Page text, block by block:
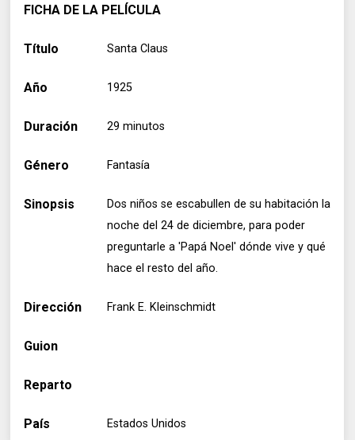
FICHA DE LA PELÍCULA
Título Santa Claus
Año 1925
Duración 29 minutos
Género Fantasía
Sinopsis
Dos niños se escabullen de su habitación la
noche del 24 de diciembre, para poder
preguntarle a 'Papá Noel' dónde vive y qué
hace el resto del año.
Dirección Frank E. Kleinschmidt
Guion
Reparto
País Estados Unidos